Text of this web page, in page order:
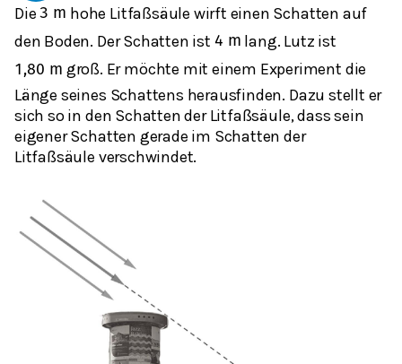
Die3 m hohe Litfaßsäule wirft einen Schatten auf
den Boden. Der Schatten ist 4 m lang. Lutz ist
1,80 m groß. Er möchte mit einem Experiment die
Länge seines Schattens herausfinden. Dazu stellt er
sich so in den Schatten der Litfaßsäule, dass sein
eigener Schatten gerade im Schatten der
Litfaßsäule verschwindet.